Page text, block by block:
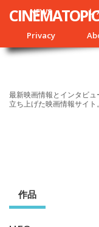
NEWS レ
Privacy
最新映画情報とインタビ
立ち上げた映画情報サイト
作品